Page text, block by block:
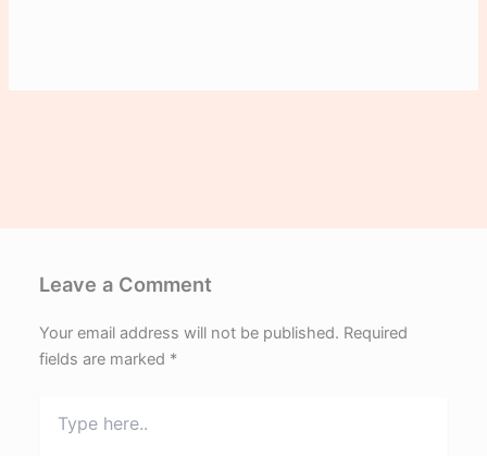
Leave a Comment
Your email address will not be published. Required
fields are marked *
here..